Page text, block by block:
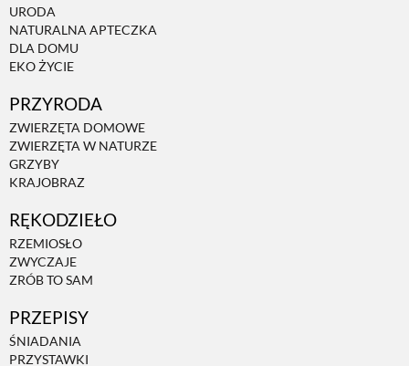
URODA
NATURALNA APTECZKA
DLA DOMU
EKO ŻYCIE
PRZYRODA
ZWIERZĘTA DOMOWE
ZWIERZĘTA W NATURZE
GRZYBY
KRAJOBRAZ
RĘKODZIEŁO
RZEMIOSŁO
ZWYCZAJE
ZRÓB TO SAM
PRZEPISY
ŚNIADANIA
PRZYSTAWKI